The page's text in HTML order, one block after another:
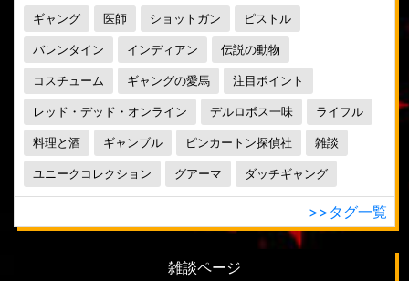
ギャング 医師 ショットガン ピストル
バレンタイン インディアン 伝説の動物
コスチューム ギャングの愛馬 注目ポイント
レッド・デッド・オンライン デルロボス一味 ライフル
料理と酒 ギャンブル ピンカートン探偵社 雑談
ユニークコレクション グアーマ ダッチギャング
>>タグ一覧
雑談ページ